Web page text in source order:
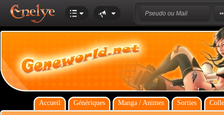
Accueil Génériques Manga / Animes Sorties